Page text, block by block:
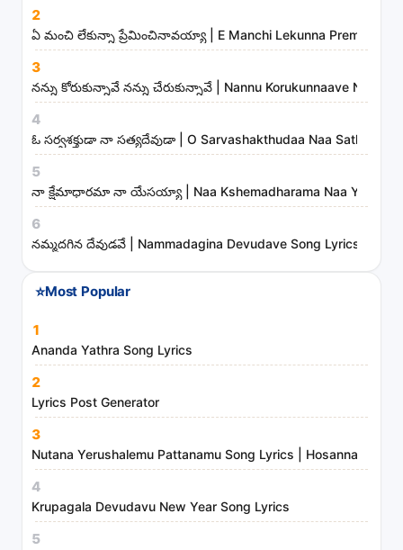
d
m
i
n
i
s
t
r
i
e
s
2
ఏ మంచి లేకున్నా ప్రేమించినావయ్యా | E Manchi Lekunna
3
నన్ను కోరుకున్నావే నన్ను చేరుకున్నావే | Nannu Korukunnaave Nannu
4
ఓ సర్వశక్తుడా నా సత్యదేవుడా | O Sarvashakthudaa Naa
5
నా క్షేమాధారమా నా యేసయ్యా | Naa Kshemadharama Naa Yesayya
6
నమ్మదగిన దేవుడవే | Nammadagina Devudave Song Lyrics
⭐Most Popular
1
Ananda Yathra Song Lyrics
2
Lyrics Post Generator
3
Nutana Yerushalemu Pattanamu Song Lyrics | Hosanna
4
Krupagala Devudavu New Year Song Lyrics
5